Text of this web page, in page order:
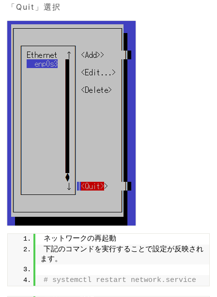
「Quit」選択
ネットワークの再起動
下記のコマンドを実行することで設定が反映され
ます。
# systemctl restart network.service